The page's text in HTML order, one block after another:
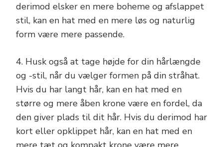
derimod elsker en mere boheme og afslappet
stil, kan en hat med en mere løs og naturlig
form være mere passende.
4. Husk også at tage højde for din hårlængde
og -stil, når du vælger formen på din stråhat.
Hvis du har langt hår, kan en hat med en
større og mere åben krone være en fordel, da
den giver plads til dit hår. Hvis du derimod har
kort eller opklippet hår, kan en hat med en